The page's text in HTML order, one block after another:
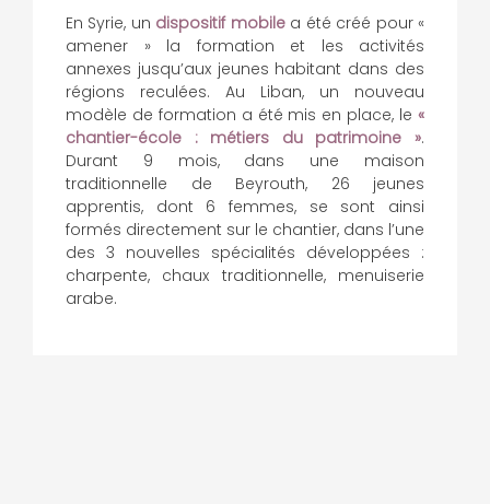
En Syrie, un dispositif mobilea été créé pour «
amener » la formation et les activités
annexes jusqu’aux jeunes habitant dans des
régions reculées. Au Liban, un nouveau
modèle de formation a été mis en place, le «
chantier-école : métiers du patrimoine ».
Durant 9 mois, dans une maison
traditionnelle de Beyrouth, 26 jeunes
apprentis, dont 6 femmes, se sont ainsi
formés directement sur le chantier, dans l’une
des 3 nouvelles spécialités développées :
charpente, chaux traditionnelle, menuiserie
arabe.